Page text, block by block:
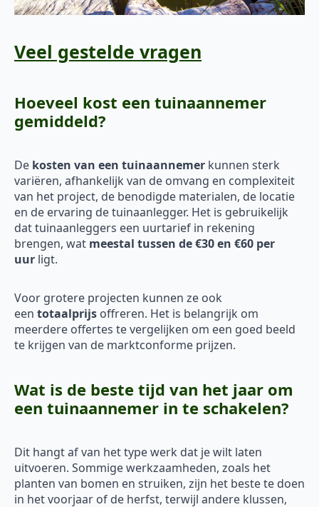
Veel gestelde vragen
Hoeveel kost een tuinaannemer
gemiddeld?
De kosten van een tuinaannemer kunnen sterk
variëren, afhankelijk van de omvang en complexiteit
van het project, de benodigde materialen, de locatie
en de ervaring de tuinaanlegger. Het is gebruikelijk
dat tuinaanleggers een uurtarief in rekening
brengen, wat meestal tussen de €30 en €60 per
uur ligt.
Voor grotere projecten kunnen ze ook
een totaalprijs offreren. Het is belangrijk om
meerdere offertes te vergelijken om een goed beeld
te krijgen van de marktconforme prijzen.
Wat is de beste tijd van het jaar om
een tuinaannemer in te schakelen?
Dit hangt af van het type werk dat je wilt laten
uitvoeren. Sommige werkzaamheden, zoals het
planten van bomen en struiken, zijn het beste te doen
in het voorjaar of de herfst, terwijl andere klussen,